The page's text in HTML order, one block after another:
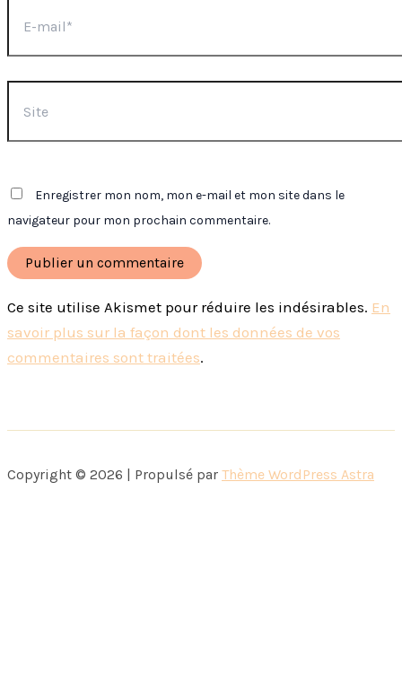
mail*
Enregistrer mon nom, mon e-mail et mon site dans le
navigateur pour mon prochain commentaire.
Ce site utilise Akismet pour réduire les indésirables. En
savoir plus sur la façon dont les données de vos
commentaires sont traitées.
Copyright © 2026 | Propulsé par Thème WordPress Astra